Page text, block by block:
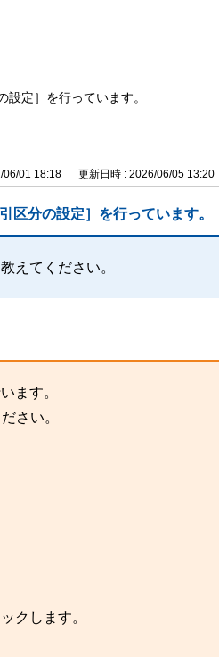
定］を行っています。
06/01 18:18 更新日時 : 2026/06/05 13:20
区分の設定］を行っています。
えてください。
ます。
さい。
クします。